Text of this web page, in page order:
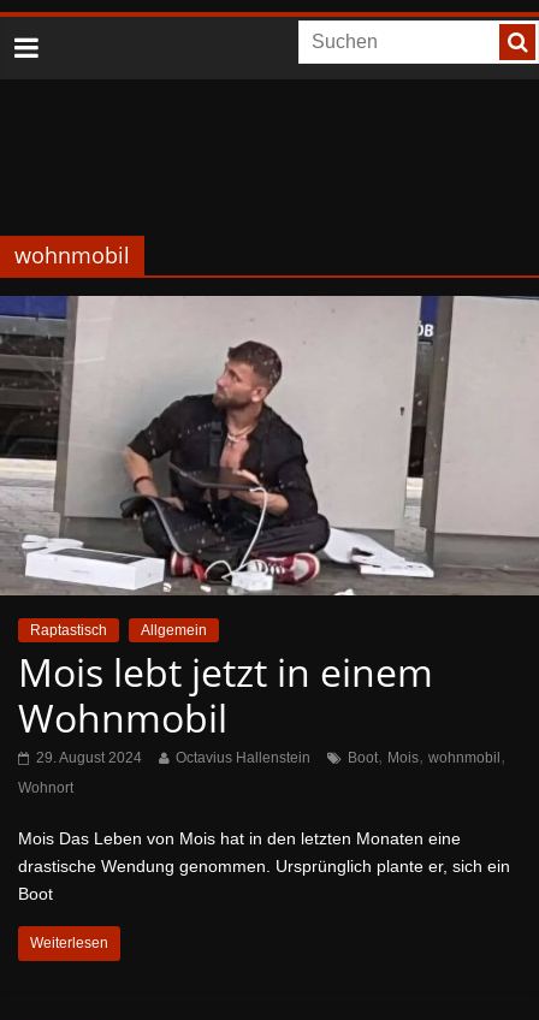
wohnmobil
Raptastisch Allgemein
Mois lebt jetzt in einem
Wohnmobil
29. August 2024 Octavius Hallenstein Boot, Mois, wohnmobil ,
Wohnort
Mois Das Leben von Mois hat in den letzten Monaten eine
drastische Wendung genommen. Ursprünglich plante er, sich ein
Boot
Weiterlesen